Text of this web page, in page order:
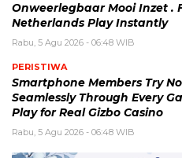
Onweerlegbaar Mooi Inzet .
Netherlands Play Instantly
Rabu, 5 Agu 2026 - 06:48 WIB
PERISTIWA
Smartphone Members Try
Seamlessly Through Every
Play for Real Gizbo Casino
Rabu, 5 Agu 2026 - 06:48 WIB